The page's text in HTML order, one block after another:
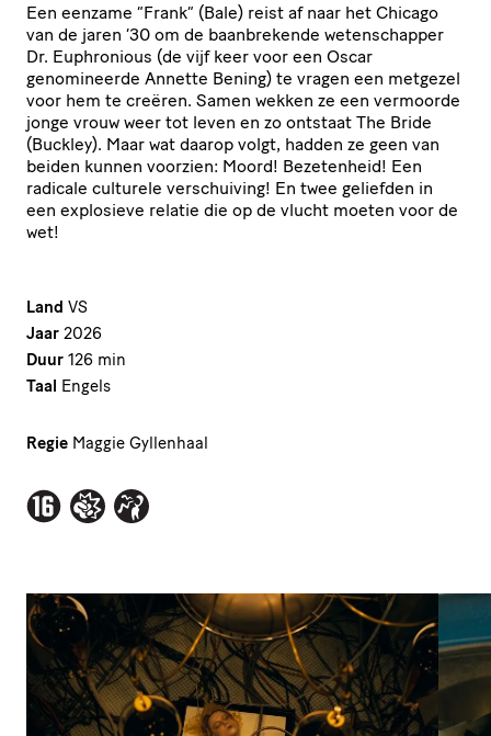
Een eenzame “Frank” (Bale) reist af naar het Chicago
van de jaren ’30 om de baanbrekende wetenschapper
Dr. Euphronious (de vijf keer voor een Oscar
genomineerde Annette Bening) te vragen een metgezel
voor hem te creëren. Samen wekken ze een vermoorde
jonge vrouw weer tot leven en zo ontstaat The Bride
(Buckley). Maar wat daarop volgt, hadden ze geen van
beiden kunnen voorzien: Moord! Bezetenheid! Een
radicale culturele verschuiving! En twee geliefden in
een explosieve relatie die op de vlucht moeten voor de
wet!
Land VS
Jaar 2026
Duur 126 min
Taal Engels
Regie Maggie Gyllenhaal